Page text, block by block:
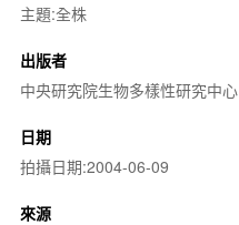
主題:全株
出版者
中央研究院生物多樣性研究中心
日期
拍攝日期:2004-06-09
來源